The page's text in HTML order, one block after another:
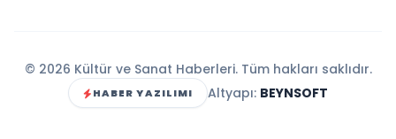
© 2026 Kültür ve Sanat Haberleri. Tüm hakları saklıdır.
HABER YAZILIMI Altyapı: BEYNSOFT